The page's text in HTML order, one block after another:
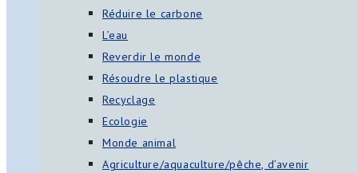
Réduire le carbone
L’eau
Reverdir le monde
Résoudre le plastique
Recyclage
Ecologie
Monde animal
Agriculture/aquaculture/pêche, d’avenir